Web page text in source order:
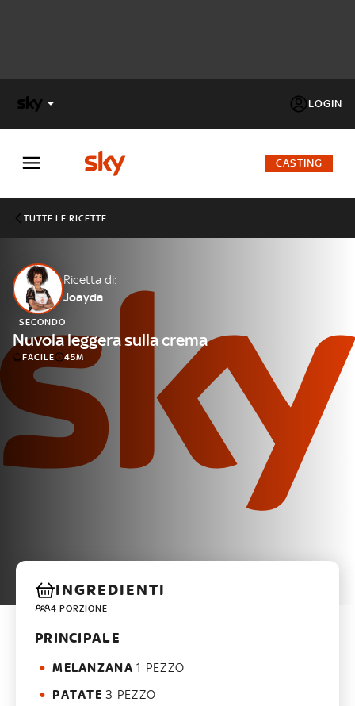
LOGIN
FACTOR
Cos’altro vedere:
PROGRAMMI SKY
Un mondo di offerte:
SKY.IT
NOW
CASTING
TUTTE LE RICETTE
Ricetta di:
Joayda
SECONDO
Nuvola leggera sulla crema
FACILE 45M
INGREDIENTI
4 PORZIONE
PRINCIPALE
MELANZANA 1 PEZZO
PATATE 3 PEZZO